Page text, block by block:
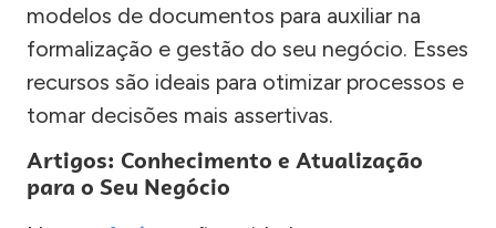
modelos de documentos para auxiliar na
formalização e gestão do seu negócio. Esses
recursos são ideais para otimizar processos e
tomar decisões mais assertivas.
Artigos: Conhecimento e Atualização
para o Seu Negócio